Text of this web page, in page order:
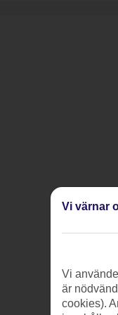
Vi värnar
Vi
är
cookies).